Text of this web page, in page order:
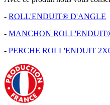
- ROLL'ENDUIT® D'ANGLE
- MANCHON
- PERCHE ROLL'ENDUIT